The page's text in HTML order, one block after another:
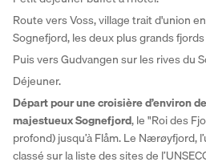
Route vers Voss, village trait d'union
Sognefjord, les deux plus grands
Puis vers Gudvangen sur les rives du
Déjeuner.
Départ pour une croisière d’environ
majestueux Sognefjord, le "Roi des
profond) jusqu’à Flåm. Le Nærøyfjord,
classé sur la liste des sites de